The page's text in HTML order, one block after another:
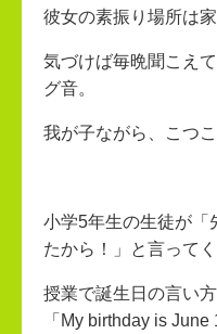
彼女の素振り場所は
気づけば毎晩聞こえ
グ音。
我が子ながら、こつ
小学5年生の生徒が「
たから！」と言ってく
授業で誕生日の言い
「My birthday is